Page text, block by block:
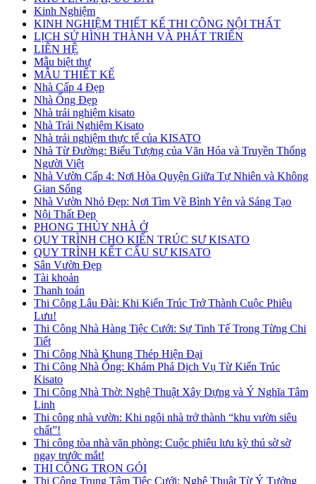
Kinh Nghiệm
KINH NGHIỆM THIẾT KẾ THI CÔNG NỘI THẤT
LỊCH SỬ HÌNH THÀNH VÀ PHÁT TRIỂN
LIÊN HỆ
Mẫu biệt thự
MẪU THIẾT KẾ
Nhà Cấp 4 Đẹp
Nhà Ống Đẹp
Nhà trải nghiệm kisato
Nhà Trải Nghiệm Kisato
Nhà trải nghiệm thực tế của KISATO
Nhà Từ Đường: Biểu Tượng của Văn Hóa và Truyền Thống
Người Việt
Nhà Vườn Cấp 4: Nơi Hòa Quyện Giữa Tự Nhiên và Không
Gian Sống
Nhà Vườn Nhỏ Đẹp: Nơi Tìm Về Bình Yên và Sáng Tạo
Nội Thất Đẹp
PHONG THỦY NHÀ Ở
QUY TRÌNH CHO KIẾN TRÚC SƯ KISATO
QUY TRÌNH KẾT CẤU SƯ KISATO
Sân Vườn Đẹp
Tài khoản
Thanh toán
Thi Công Lâu Đài: Khi Kiến Trúc Trở Thành Cuộc Phiêu
Lưu!
Thi Công Nhà Hàng Tiệc Cưới: Sự Tinh Tế Trong Từng Chi
Tiết
Thi Công Nhà Khung Thép Hiện Đại
Thi Công Nhà Ống: Khám Phá Dịch Vụ Từ Kiến Trúc
Kisato
Thi Công Nhà Thờ: Nghệ Thuật Xây Dựng và Ý Nghĩa Tâm
Linh
Thi công nhà vườn: Khi ngôi nhà trở thành “khu vườn siêu
chất”!
Thi công tòa nhà văn phòng: Cuộc phiêu lưu kỳ thú sờ sờ
ngay trước mắt!
THI CÔNG TRỌN GÓI
Thi Công Trung Tâm Tiệc Cưới: Nghệ Thuật Từ Ý Tưởng